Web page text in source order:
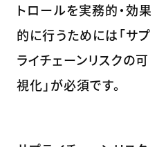
トロールを実務的・効果
的に行うためには「サプ
ライチェーンリスクの可
視化」が必須です。